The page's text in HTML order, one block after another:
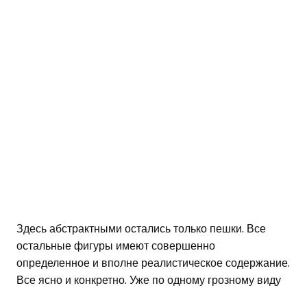
Здесь абстрактными остались только пешки. Все
остальные фигуры имеют совершенно
определенное и вполне реалистическое содержание.
Все ясно и конкретно. Уже по одному грозному виду